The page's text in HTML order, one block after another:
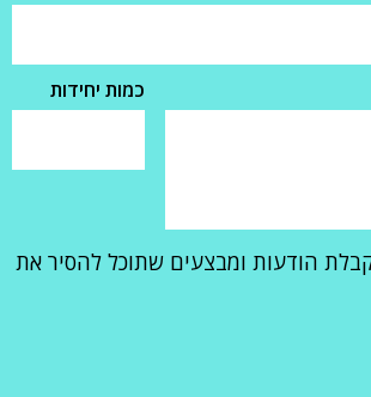
כמות יחידות
הודעות ומבצעים שתוכל להסיר את